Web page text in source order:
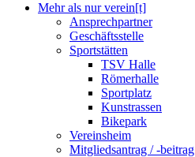
Mehr als nur verein[t]
Ansprechpartner
Geschäftsstelle
Sportstätten
TSV Halle
Römerhalle
Sportplatz
Kunstrassen
Bikepark
Vereinsheim
Mitgliedsantrag / -beitrag